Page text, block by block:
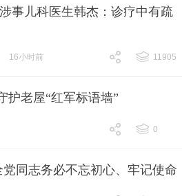
事儿科医生韩杰：诊疗中有疏
16小时前
11905
护老屋“红军标语墙”
0
同志务必不忘初心、牢记使命